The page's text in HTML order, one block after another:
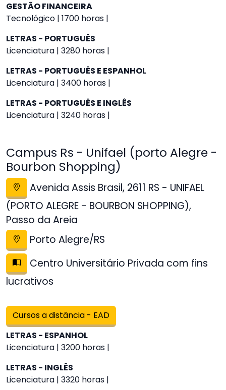
GESTÃO FINANCEIRA
Tecnológico | 1700 horas |
LETRAS - PORTUGUÊS
Licenciatura | 3280 horas |
LETRAS - PORTUGUÊS E ESPANHOL
Licenciatura | 3400 horas |
LETRAS - PORTUGUÊS E INGLÊS
Licenciatura | 3240 horas |
Campus Rs - Unifael (porto Alegre -
Bourbon Shopping)
Avenida Assis Brasil, 2611 RS - UNIFAEL
(PORTO ALEGRE - BOURBON SHOPPING),
Passo da Areia
Porto Alegre/RS
Centro Universitário Privada com fins
lucrativos
Cursos a distância - EAD
LETRAS - ESPANHOL
Licenciatura | 3200 horas |
LETRAS - INGLÊS
Licenciatura | 3320 horas |